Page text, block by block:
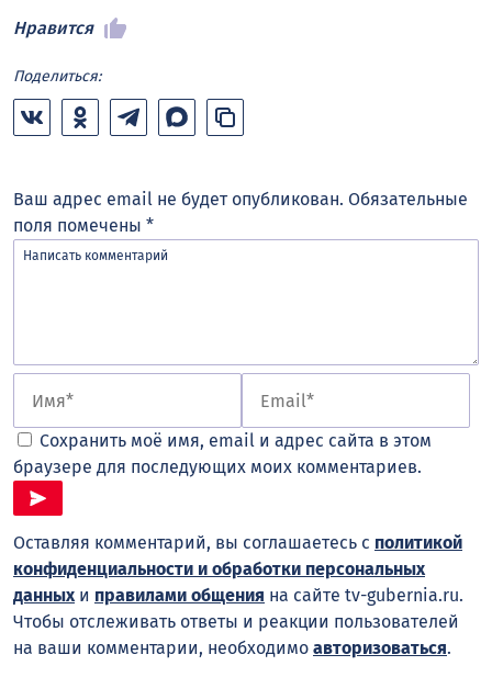
Нравится
Поделиться:
Ваш адрес email не будет опубликован. Обязательные
поля помечены *
Сохранить моё имя, email и адрес сайта в этом
браузере для последующих моих комментариев.
Оставляя комментарий, вы соглашаетесь с политикой
конфиденциальности и обработки персональных
данных и правилами общения на сайте tv-gubernia.ru.
Чтобы отслеживать ответы и реакции пользователей
на ваши комментарии, необходимо авторизоваться.